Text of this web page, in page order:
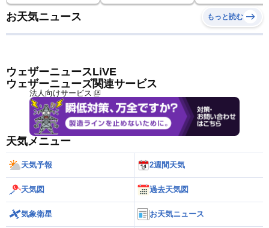
お天気ニュース もっと読む
ウェザーニュースLiVE
ウェザーニューズ関連サービス
法人向けサービス
天気メニュー
天気予報 2週間天気
天気図 過去天気図
気象衛星 お天気ニュース